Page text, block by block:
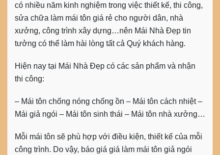
có nhiều năm kinh nghiệm trong việc thiết kế, thi công,
sửa chữa làm mái tôn giá rẻ cho người dân, nhà
xưởng, công trình xây dựng…nên Mái Nhà Đẹp tin
tưởng có thể làm hài lòng tất cả Quý khách hàng.
Hiện nay tại Mái Nhà Đẹp có các sản phẩm và nhận
thi công:
– Mái tôn chống nóng chống ồn – Mái tôn cách nhiệt –
Mái giả ngói – Mái tôn sinh thái – Mái tôn nhà xưởng…
Mỗi mái tôn sẽ phù hợp với điều kiện, thiết kế của mỗi
công trình. Do vậy, báo giá giá làm mái tôn giả ngói